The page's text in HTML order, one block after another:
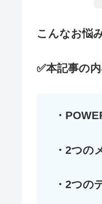
こんなお悩
✅本記事の
・
・2つの
・2つの